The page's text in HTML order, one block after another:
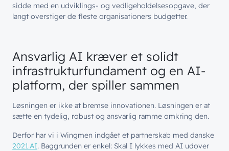
Netværk
Sikkerhed
Cloud & AI
Splunk
Møderum
// HVEM VI ER
Om wingmen
Bæredygtighed
Nyheder & presse
Vidensdeling
Events
Webinarer
Wingmen Community
sidde med en udviklings- og vedligeholdelsesopgave, der
langt overstiger de fleste organisationers budgetter.
Ansvarlig AI kræver et solidt
infrastrukturfundament og en AI-
platform, der spiller sammen
Løsningen er ikke at bremse innovationen. Løsningen er at
sætte en tydelig, robust og ansvarlig ramme omkring den.
Derfor har vi i Wingmen indgået et partnerskab med danske
2021.AI. Baggrunden er enkel: Skal I lykkes med AI udover